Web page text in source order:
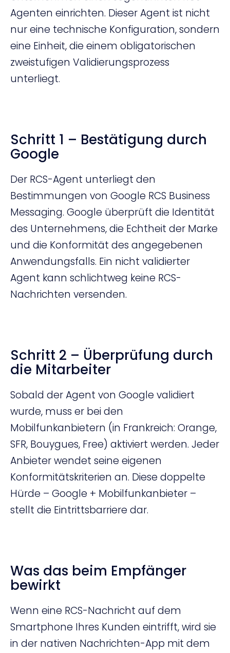
Agenten einrichten. Dieser Agent ist nicht
nur eine technische Konfiguration, sondern
eine Einheit, die einem obligatorischen
zweistufigen Validierungsprozess
unterliegt.
Schritt 1 – Bestätigung durch
Google
Der RCS-Agent unterliegt den
Bestimmungen von Google RCS Business
Messaging. Google überprüft die Identität
des Unternehmens, die Echtheit der Marke
und die Konformität des angegebenen
Anwendungsfalls. Ein nicht validierter
Agent kann schlichtweg keine RCS-
Nachrichten versenden.
Schritt 2 – Überprüfung durch
die Mitarbeiter
Sobald der Agent von Google validiert
wurde, muss er bei den
Mobilfunkanbietern (in Frankreich: Orange,
SFR, Bouygues, Free) aktiviert werden. Jeder
Anbieter wendet seine eigenen
Konformitätskriterien an. Diese doppelte
Hürde – Google + Mobilfunkanbieter –
stellt die Eintrittsbarriere dar.
Was das beim Empfänger
bewirkt
Wenn eine RCS-Nachricht auf dem
Smartphone Ihres Kunden eintrifft, wird sie
in der nativen Nachrichten-App mit dem